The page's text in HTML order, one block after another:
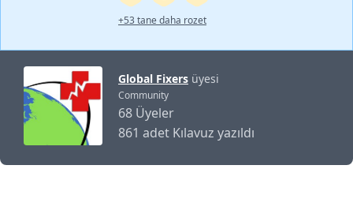
+53 tane daha rozet
Global Fixers üyesi
Community
68 Üyeler
861 adet Kılavuz yazıldı